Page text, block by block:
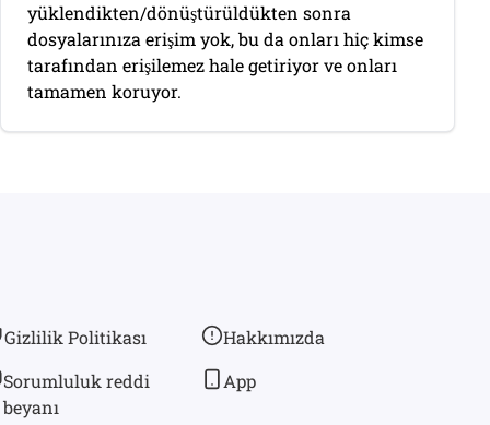
yüklendikten/dönüştürüldükten sonra
dosyalarınıza erişim yok, bu da onları hiç kimse
tarafından erişilemez hale getiriyor ve onları
tamamen koruyor.
Gizlilik Politikası
Sorumluluk reddi
beyanı
Hakkımızda
App